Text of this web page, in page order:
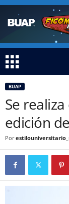
BUAP
Se
edición
Por